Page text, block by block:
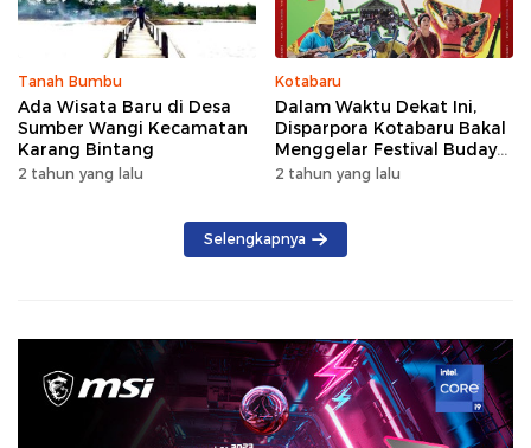
Tanah Bumbu
Ada Wisata Baru di Desa
Sumber Wangi Kecamatan
Karang Bintang
2 tahun yang lalu
Kotabaru
Dalam Waktu Dekat Ini,
Disparpora Kotabaru Bakal
Menggelar Festival Budaya
Saijaan 2024
2 tahun yang lalu
Selengkapnya